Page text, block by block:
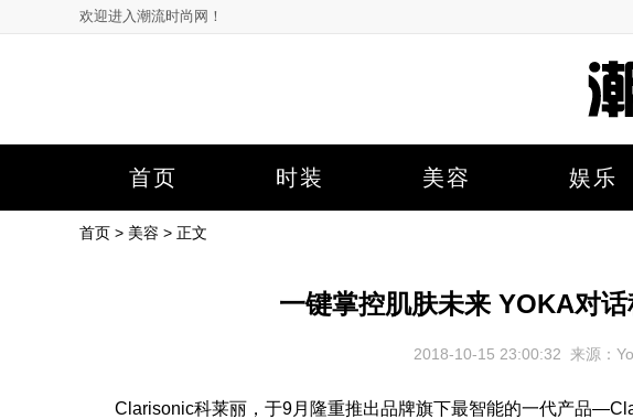
欢迎进入潮流时尚网！
首页 时装 美容 娱乐
首页 > 美容 > 正文
一键掌控肌肤未来 YOKA对
2018-10-15 23:00:32 来源：
Clarisonic科莱丽，于9月隆重推出品牌旗下最智能的一代产品